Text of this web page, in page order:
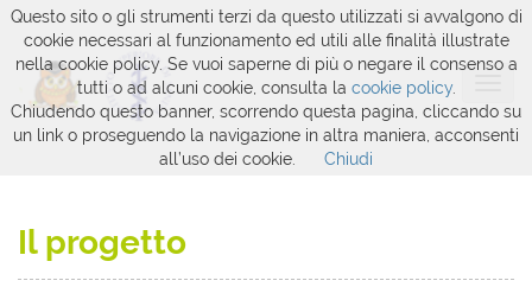
Il progetto
Questo sito o gli strumenti terzi da questo utilizzati si avvalgono di
cookie necessari al funzionamento ed utili alle finalità illustrate
nella cookie policy. Se vuoi saperne di più o negare il consenso a
tutti o ad alcuni cookie, consulta la cookie policy.
Chiudendo questo banner, scorrendo questa pagina, cliccando su
un link o proseguendo la navigazione in altra maniera, acconsenti
all’uso dei cookie.
Chiudi